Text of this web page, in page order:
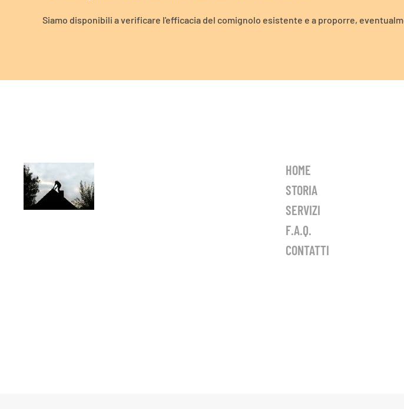
Siamo disponibili a verificare l'efficacia del comignolo esistente e a proporre,
HOME
STORIA
SERVIZI
F.A.Q.
CONTATTI